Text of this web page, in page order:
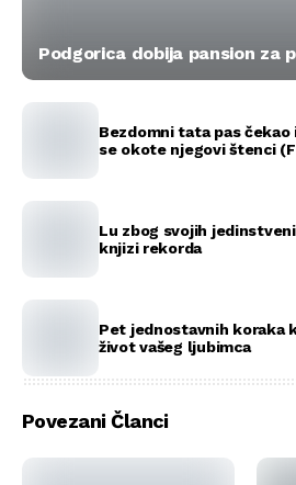
Podgorica dobija pansion za
Bezdomni tata pas
se okote njegovi štenci
Lu zbog svojih
knjizi rekorda
Pet jednostavnih koraka
život vašeg ljubimca
Povezani Članci